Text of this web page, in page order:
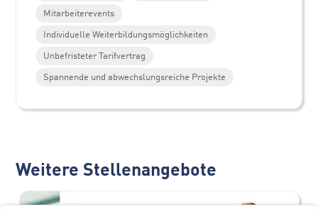
Mitarbeiterevents
Individuelle Weiterbildungsmöglichkeiten
Unbefristeter Tarifvertrag
Spannende und abwechslungsreiche Projekte
Weitere Stellenangebote